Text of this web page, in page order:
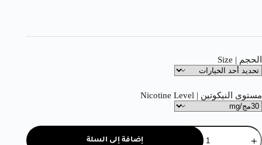
الحجم | Size
مستوى النيكوتين | Nicotine Level
إضافة إلى السلة